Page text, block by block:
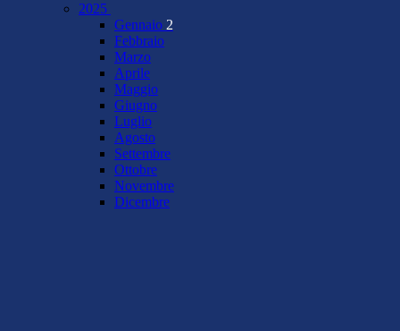
2025
Gennaio 2
Febbraio
Marzo
Aprile
Maggio
Giugno
Luglio
Agosto
Settembre
Ottobre
Novembre
Dicembre